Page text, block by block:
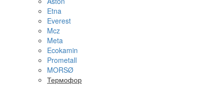
Etna
Everest
Mcz
Meta
Ecokamin
Prometall
MORSØ
Термофор